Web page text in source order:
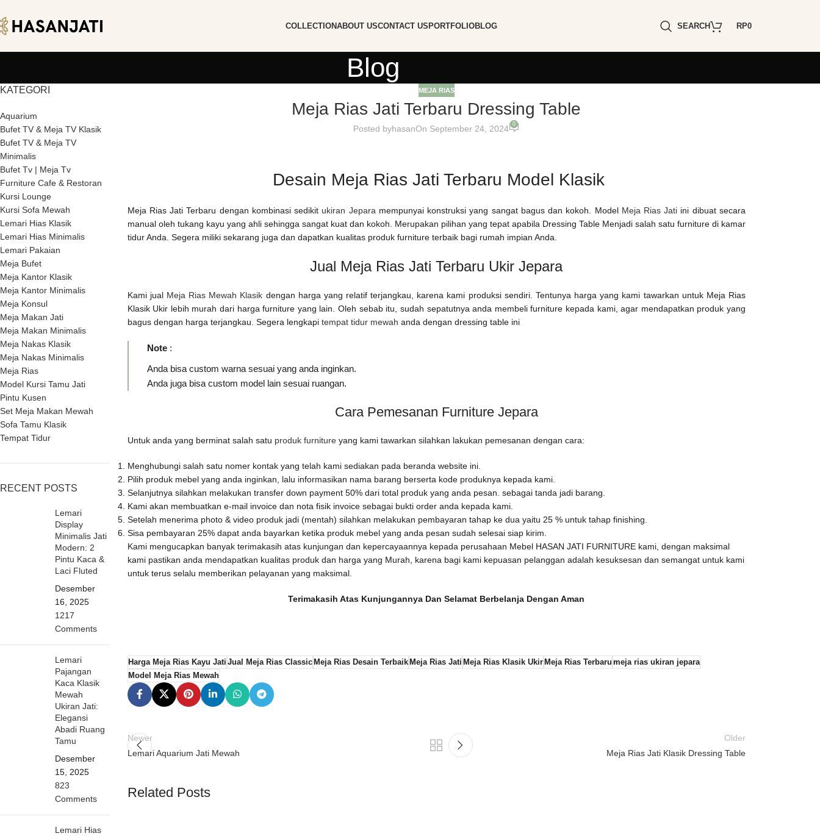
COLLECTIONABOUT USCONTACT US PORTFOLIOBLOG SEARCH RP0
Blog
KATEGORI
Aquarium
Bufet TV & Meja TV Klasik
Bufet TV & Meja TV
Minimalis
Bufet Tv | Meja Tv
Furniture Cafe & Restoran
Kursi Lounge
Kursi Sofa Mewah
Lemari Hias Klasik
Lemari Hias Minimalis
Lemari Pakaian
Meja Bufet
Meja Kantor Klasik
Meja Kantor Minimalis
Meja Konsul
Meja Makan Jati
Meja Makan Minimalis
Meja Nakas Klasik
Meja Nakas Minimalis
Meja Rias
Model Kursi Tamu Jati
Pintu Kusen
Set Meja Makan Mewah
Sofa Tamu Klasik
Tempat Tidur
RECENT POSTS
Lemari
Display
Minimalis Jati
Modern: 2
Pintu Kaca &
Laci Fluted
Desember
16, 2025
1217
Comments
Lemari
Pajangan
Kaca Klasik
Mewah
Ukiran Jati:
Elegansi
Abadi Ruang
Tamu
Desember
15, 2025
823
Comments
Lemari Hias
MEJA RIAS
Meja Rias Jati Terbaru Dressing Table
Posted byhasanOn September 24, 2024 0
Desain Meja Rias Jati Terbaru Model Klasik
Meja Rias Jati Terbaru dengan kombinasi sedikit ukiran Jepara mempunyai konstruksi yang sangat bagus dan kokoh. Model Meja Rias Jati ini dibuat secara
manual oleh tukang kayu yang ahli sehingga sangat kuat dan kokoh. Merupakan pilihan yang tepat apabila Dressing Table Menjadi salah satu furniture di kamar
tidur Anda. Segera miliki sekarang juga dan dapatkan kualitas produk furniture terbaik bagi rumah impian Anda.
Jual Meja Rias Jati Terbaru Ukir Jepara
Kami jual Meja Rias Mewah Klasik dengan harga yang relatif terjangkau, karena kami produksi sendiri. Tentunya harga yang kami tawarkan untuk Meja Rias
Klasik Ukir lebih murah dari harga furniture yang lain. Oleh sebab itu, sudah sepatutnya anda membeli furniture kepada kami, agar mendapatkan produk yang
bagus dengan harga terjangkau. Segera lengkapi tempat tidur mewah anda dengan dressing table ini
Note:
Anda bisa custom warna sesuai yang anda inginkan.
Anda juga bisa custom model lain sesuai ruangan.
Cara Pemesanan Furniture Jepara
Untuk anda yang berminat salah satu produk furnitureyang kami tawarkan silahkan lakukan pemesanan dengan cara:
Menghubungi salah satu nomer kontak yang telah kami sediakan pada beranda website ini.
Pilih produk mebel yang anda inginkan, lalu informasikan nama barang berserta kode produknya kepada kami.
Selanjutnya silahkan melakukan transfer down payment 50% dari total produk yang anda pesan. sebagai tanda jadi barang.
Kami akan membuatkan e-mail invoice dan nota fisik invoice sebagai bukti order anda kepada kami.
Setelah menerima photo & video produk jadi (mentah) silahkan melakukan pembayaran tahap ke dua yaitu 25 % untuk tahap finishing.
Sisa pembayaran 25% dapat anda bayarkan ketika produk mebel yang anda pesan sudah selesai siap kirim.
Kami mengucapkan banyak terimakasih atas kunjungan dan kepercayaannya kepada perusahaan Mebel HASAN JATI FURNITURE kami, dengan maksimal
kami pastikan anda mendapatkan kualitas produk dan harga yang Murah, karena bagi kami kepuasan pelanggan adalah kesuksesan dan semangat untuk kami
untuk terus selalu memberikan pelayanan yang maksimal.
Terimakasih Atas Kunjungannya Dan Selamat Berbelanja Dengan Aman
Harga Meja Rias Kayu Jati Jual Meja Rias ClassicMeja Rias Desain TerbaikMeja Rias Jati Meja Rias Klasik UkirMeja Rias Terbaru meja rias ukiran jepara
Model Meja Rias Mewah
Newer
Lemari Aquarium Jati Mewah
Older
Meja Rias Jati Klasik Dressing Table
Related Posts